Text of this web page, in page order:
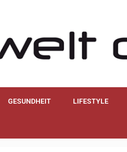
GESUNDHEIT LIFESTYLE